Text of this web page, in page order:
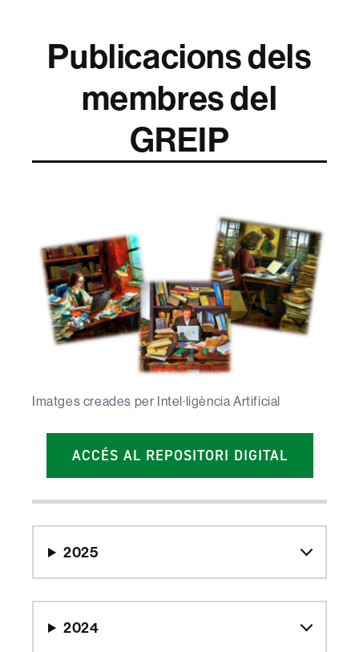
Publicacions dels
membres del
GREIP
Imatges creades per Intel·ligència Artificial
ACCÉS AL REPOSITORI DIGITAL
2025
2024